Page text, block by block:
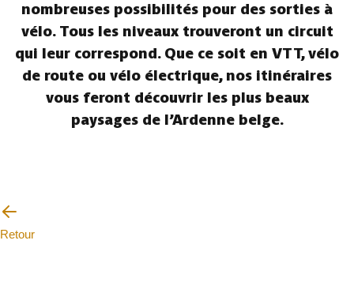
nombreuses possibilités pour des sorties à
vélo. Tous les niveaux trouveront un circuit
qui leur correspond. Que ce soit en VTT, vélo
de route ou vélo électrique, nos itinéraires
vous feront découvrir les plus beaux
paysages de l’Ardenne belge.
Retour